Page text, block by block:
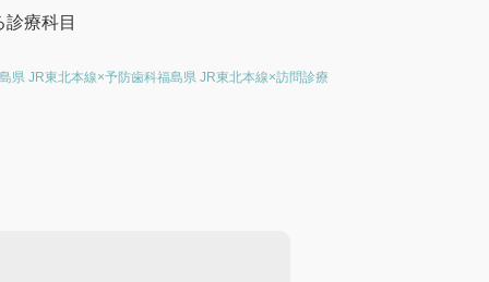
療科目
県 JR東北本線×予防歯科福島県 JR東北本線×訪問診療